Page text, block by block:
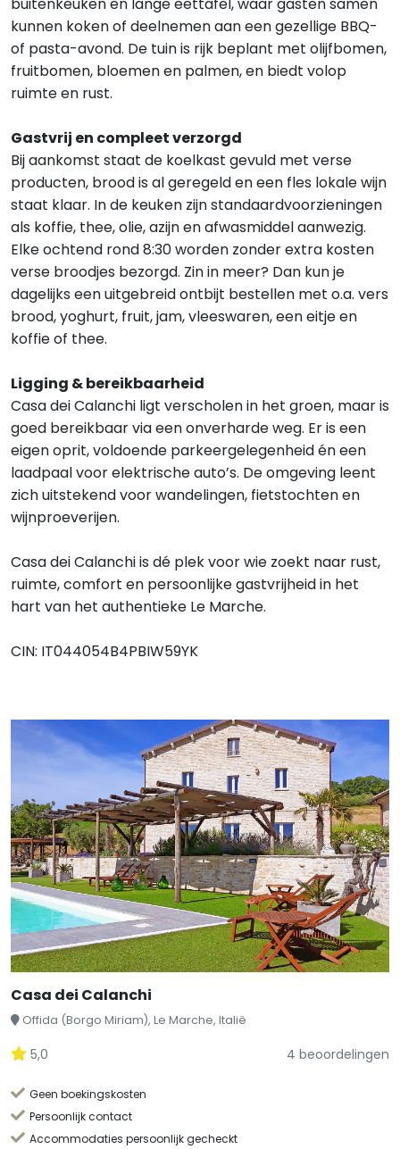
kunnen koken of deelnemen aan een gezellige BBQ-
of pasta-avond. De tuin is rijk beplant met olijfbomen,
fruitbomen, bloemen en palmen, en biedt volop
ruimte en rust.
Gastvrij en compleet verzorgd
Bij aankomst staat de koelkast gevuld met verse
producten, brood is al geregeld en een fles lokale wijn
staat klaar. In de keuken zijn standaardvoorzieningen
als koffie, thee, olie, azijn en afwasmiddel aanwezig.
Elke ochtend rond 8:30 worden zonder extra kosten
verse broodjes bezorgd. Zin in meer? Dan kun je
dagelijks een uitgebreid ontbijt bestellen met o.a. vers
brood, yoghurt, fruit, jam, vleeswaren, een eitje en
koffie of thee.
Ligging & bereikbaarheid
Casa dei Calanchi ligt verscholen in het groen, maar is
goed bereikbaar via een onverharde weg. Er is een
eigen oprit, voldoende parkeergelegenheid én een
laadpaal voor elektrische auto’s. De omgeving leent
zich uitstekend voor wandelingen, fietstochten en
wijnproeverijen.
Casa dei Calanchi is dé plek voor wie zoekt naar rust,
ruimte, comfort en persoonlijke gastvrijheid in het
hart van het authentieke Le Marche.
CIN: IT044054B4PBIW59YK
Casa dei Calanchi
Offida (Borgo Miriam), Le Marche, Italië
5,0 4 beoordelingen
Geen boekingskosten
Persoonlijk contact
Accommodaties persoonlijk gecheckt